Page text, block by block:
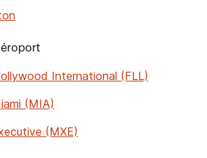
International (FLL)
(MIA)
(MXE)